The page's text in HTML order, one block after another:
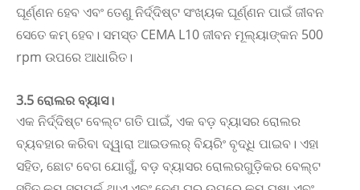
ଘୂର୍ଣ୍ଣନ ହେବ ଏବଂ ତେଣୁ ନିର୍ଦ୍ଦିଷ୍ଟ ସଂଖ୍ୟକ ଘୂର୍ଣ୍ଣନ ପାଇଁ ଜୀବନ
ସେତେ କମ୍ ହେବ। ସମସ୍ତ CEMA L10 ଜୀବନ ମୂଲ୍ୟାଙ୍କନ 500
rpm ଉପରେ ଆଧାରିତ।
3.5 ରୋଲର ବ୍ୟାସ।
ଏକ ନିର୍ଦ୍ଦିଷ୍ଟ ବେଲ୍ଟ ଗତି ପାଇଁ, ଏକ ବଡ଼ ବ୍ୟାସର ରୋଲର
ବ୍ୟବହାର କରିବା ଦ୍ୱାରା ଆଇଡଲର୍ ବିୟରିଂ ବୃଦ୍ଧି ପାଇବ। ଏହା
ସହିତ, ଛୋଟ ବେଗ ଯୋଗୁଁ, ବଡ଼ ବ୍ୟାସର ରୋଲରଗୁଡ଼ିକର ବେଲ୍ଟ